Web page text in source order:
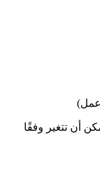
أن تتغير وفقًا